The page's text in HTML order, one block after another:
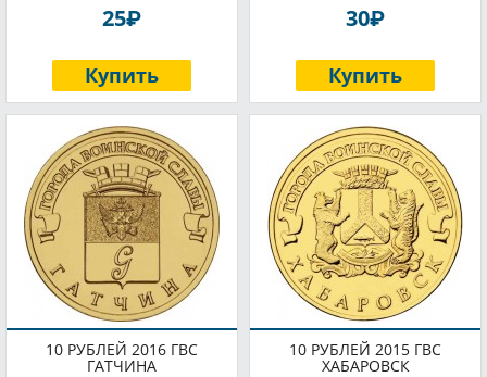
25P
Купить
30P
Купить
10 РУБЛЕЙ 2016 ГВС
ГАТЧИНА
10 РУБЛЕЙ 2015 ГВС
ХАБАРОВСК